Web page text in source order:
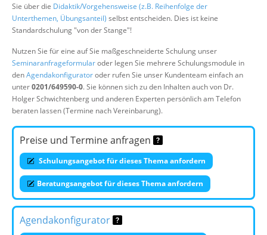
Sie über die Didaktik/Vorgehensweise (z.B. Reihenfolge der
Unterthemen, Übungsanteil) selbst entscheiden. Dies ist keine
Standardschulung "von der Stange"!
Nutzen Sie für eine auf Sie maßgeschneiderte Schulung unser
Seminaranfrageformularoder legen Sie mehrere Schulungsmodule in
denAgendakonfiguratoroder rufen Sie unser Kundenteam einfach an
unter0201/649590-0. Sie können sich zu den Inhalten auch von Dr.
Holger Schwichtenberg und anderen Experten persönlich am Telefon
beraten lassen (Termine nach Vereinbarung).
Preise und Termine anfragen
Schulungsangebot für dieses Thema anfordern
Beratungsangebot für dieses Thema anfordern
Agendakonfigurator